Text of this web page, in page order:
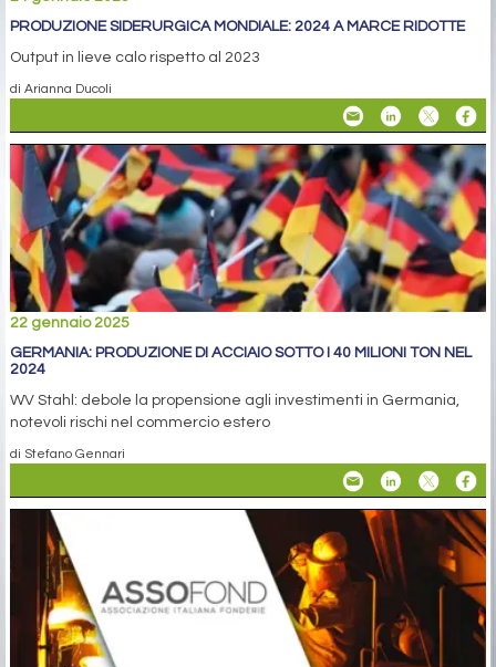
PRODUZIONE SIDERURGICA MONDIALE: 2024 A MARCE RIDOTTE
Output in lieve calo rispetto al 2023
di Arianna Ducoli
22 gennaio 2025
GERMANIA: PRODUZIONE DI ACCIAIO SOTTO I 40 MILIONI TON NEL
2024
WV Stahl: debole la propensione agli investimenti in Germania,
notevoli rischi nel commercio estero
di Stefano Gennari